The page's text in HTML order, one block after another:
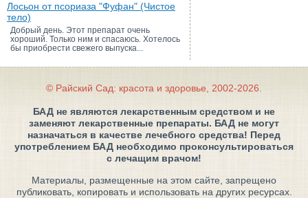
Лосьон от псориаза "Фуфан" (Чистое
тело)
Добрый день. Этот препарат очень
хороший. Только ним и спасаюсь. Хотелось
бы приобрести свежего выпуска...
© Райский Сад: красота и здоровье, 2002-2026.
БАД не являются лекарственным средством и не
заменяют лекарственные препараты. БАД не могут
назначаться в качестве лечебного средства! Перед
употреблением БАД необходимо проконсультироваться
с лечащим врачом!
Материалы, размещенные на этом сайте, запрещено
публиковать, копировать и использовать на других ресурсах.